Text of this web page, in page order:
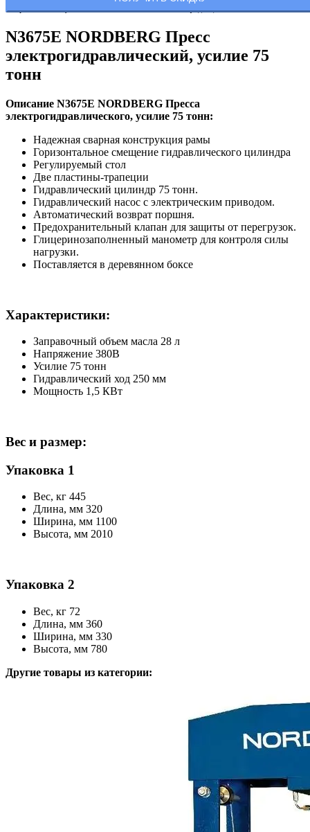
Отправляя заявку, Вы соглашаетесь сполитикой конфиденциальности.
N3675E NORDBERG Пресс
электрогидравлический, усилие 75
тонн
Описание N3675E NORDBERG Пресса
электрогидравлического, усилие 75 тонн:
Надежная сварная конструкция рамы
Горизонтальное смещение гидравлического цилиндра
Регулируемый стол
Две пластины-трапеции
Гидравлический цилиндр 75 тонн.
Гидравлический насос с электрическим приводом.
Автоматический возврат поршня.
Предохранительный клапан для защиты от перегрузок.
Глицеринозаполненный манометр для контроля силы
нагрузки.
Поставляется в деревянном боксе
Характеристики:
Заправочный объем масла 28 л
Напряжение 380В
Усилие 75 тонн
Гидравлический ход 250 мм
Мощность 1,5 КВт
Вес и размер:
Упаковка 1
Вес, кг 445
Длина, мм 320
Ширина, мм 1100
Высота, мм 2010
Упаковка 2
Вес, кг 72
Длина, мм 360
Ширина, мм 330
Высота, мм 780
Другие товары из категории: